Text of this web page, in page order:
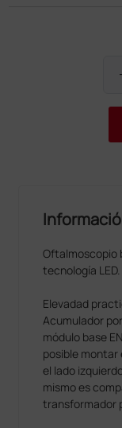
Oftalmoscopio
tecnología LED.
Elevadad
Acumulador
módulo base
posible
el lado
mismo es
transformador